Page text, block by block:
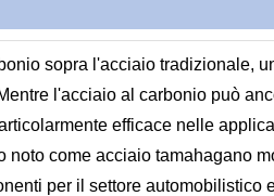
sopra l'acciaio tradizionale,
l'acciaio al carbonio può
efficace nelle
come acciaio tamahagano
per il settore automobilistico